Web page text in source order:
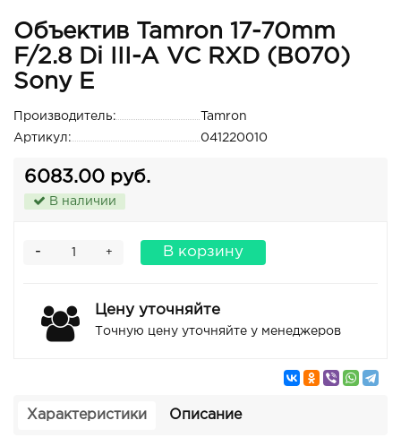
Объектив Tamron 17-70mm
F/2.8 Di III-A VC RXD (B070)
Sony E
Производитель:
Tamron
Артикул:
041220010
6083.00 руб.
В наличии
+
- В корзину
Цену уточняйте
Точную цену уточняйте у менеджеров
Характеристики Описание